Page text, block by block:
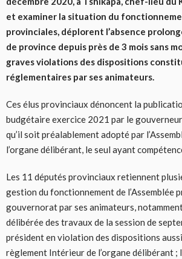
et examiner la situation du
provinciales, déplorent l’absence
de province depuis près de 3 mois sans
graves violations des dispositions
réglementaires par ses animateurs.
Ces élus provinciaux dénoncent la
budgétaire exercice 2021 par le
qu’il soit préalablement adopté par
l’organe délibérant, le seul ayant
Les 11 députés provinciaux retiennent
gestion du fonctionnement de l’Assemblée
gouvernorat par ses animateurs,
délibérée des travaux de la session de
président en violation des dispositions
règlement Intérieur de l’organe délibérant